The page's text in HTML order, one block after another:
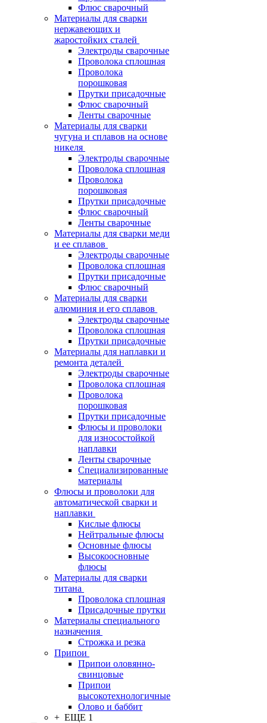
Флюс сварочный
Материалы для сварки
нержавеющих и
жаростойких сталей
Электроды сварочные
Проволока сплошная
Проволока
порошковая
Прутки присадочные
Флюс сварочный
Ленты сварочные
Материалы для сварки
чугуна и сплавов на основе
никеля
Электроды сварочные
Проволока сплошная
Проволока
порошковая
Прутки присадочные
Флюс сварочный
Ленты сварочные
Материалы для сварки меди
и ее сплавов
Электроды сварочные
Проволока сплошная
Прутки присадочные
Флюс сварочный
Материалы для сварки
алюминия и его сплавов
Электроды сварочные
Проволока сплошная
Прутки присадочные
Материалы для наплавки и
ремонта деталей
Электроды сварочные
Проволока сплошная
Проволока
порошковая
Прутки присадочные
Флюсы и проволоки
для износостойкой
наплавки
Ленты сварочные
Специализированные
материалы
Флюсы и проволоки для
автоматической сварки и
наплавки
Кислые флюсы
Нейтральные флюсы
Основные флюсы
Высокоосновные
флюсы
Материалы для сварки
титана
Проволока сплошная
Присадочные прутки
Материалы специального
назначения
Строжка и резка
Припои
Припои оловянно-
свинцовые
Припои
высокотехнологичные
Олово и баббит
+ ЕЩЕ 1